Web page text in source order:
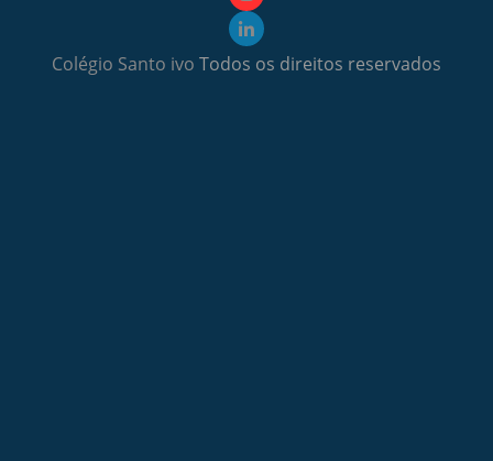
Colégio Santo ivo Todos os direitos reservados